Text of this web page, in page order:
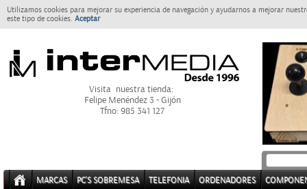
Utilizamos cookies para mejorar su experiencia de navegación y ayudarnos a mejorar
este tipo de cookies. Aceptar
Visita nuestra tienda:
Felipe Menéndez 3 - Gijón
Tfno: 985 341 127
MARCAS PC'S SOBREMESA TELEFONIA ORDENADORES